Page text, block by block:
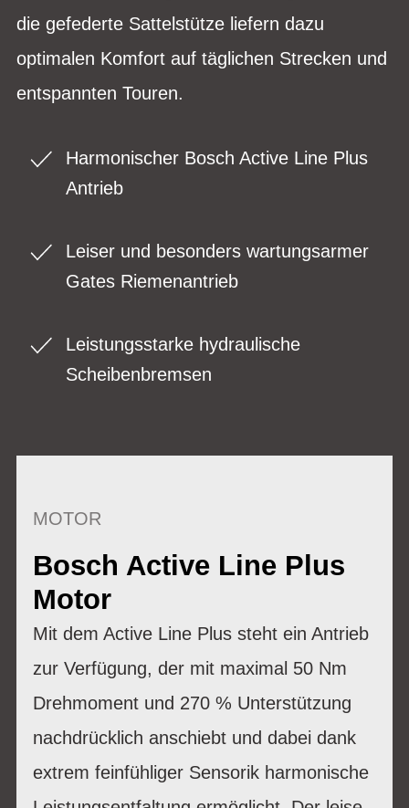
die gefederte Sattelstütze liefern dazu
optimalen Komfort auf täglichen Strecken und
entspannten Touren.
Harmonischer Bosch Active Line Plus
Antrieb
Leiser und besonders wartungsarmer
Gates Riemenantrieb
Leistungsstarke hydraulische
Scheibenbremsen
MOTOR
Bosch Active Line Plus
Motor
Mit dem Active Line Plus steht ein Antrieb
zur Verfügung, der mit maximal 50 Nm
Drehmoment und 270 % Unterstützung
nachdrücklich anschiebt und dabei dank
extrem feinfühliger Sensorik harmonische